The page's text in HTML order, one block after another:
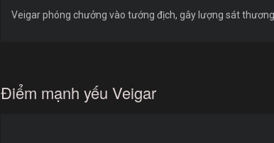
Veigar phóng chưởng vào tướng địch, gây lượng sát
Điểm mạnh yếu Veigar